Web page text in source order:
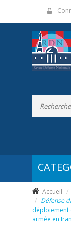
Accueil
Défense
déploiement
armée en Iran